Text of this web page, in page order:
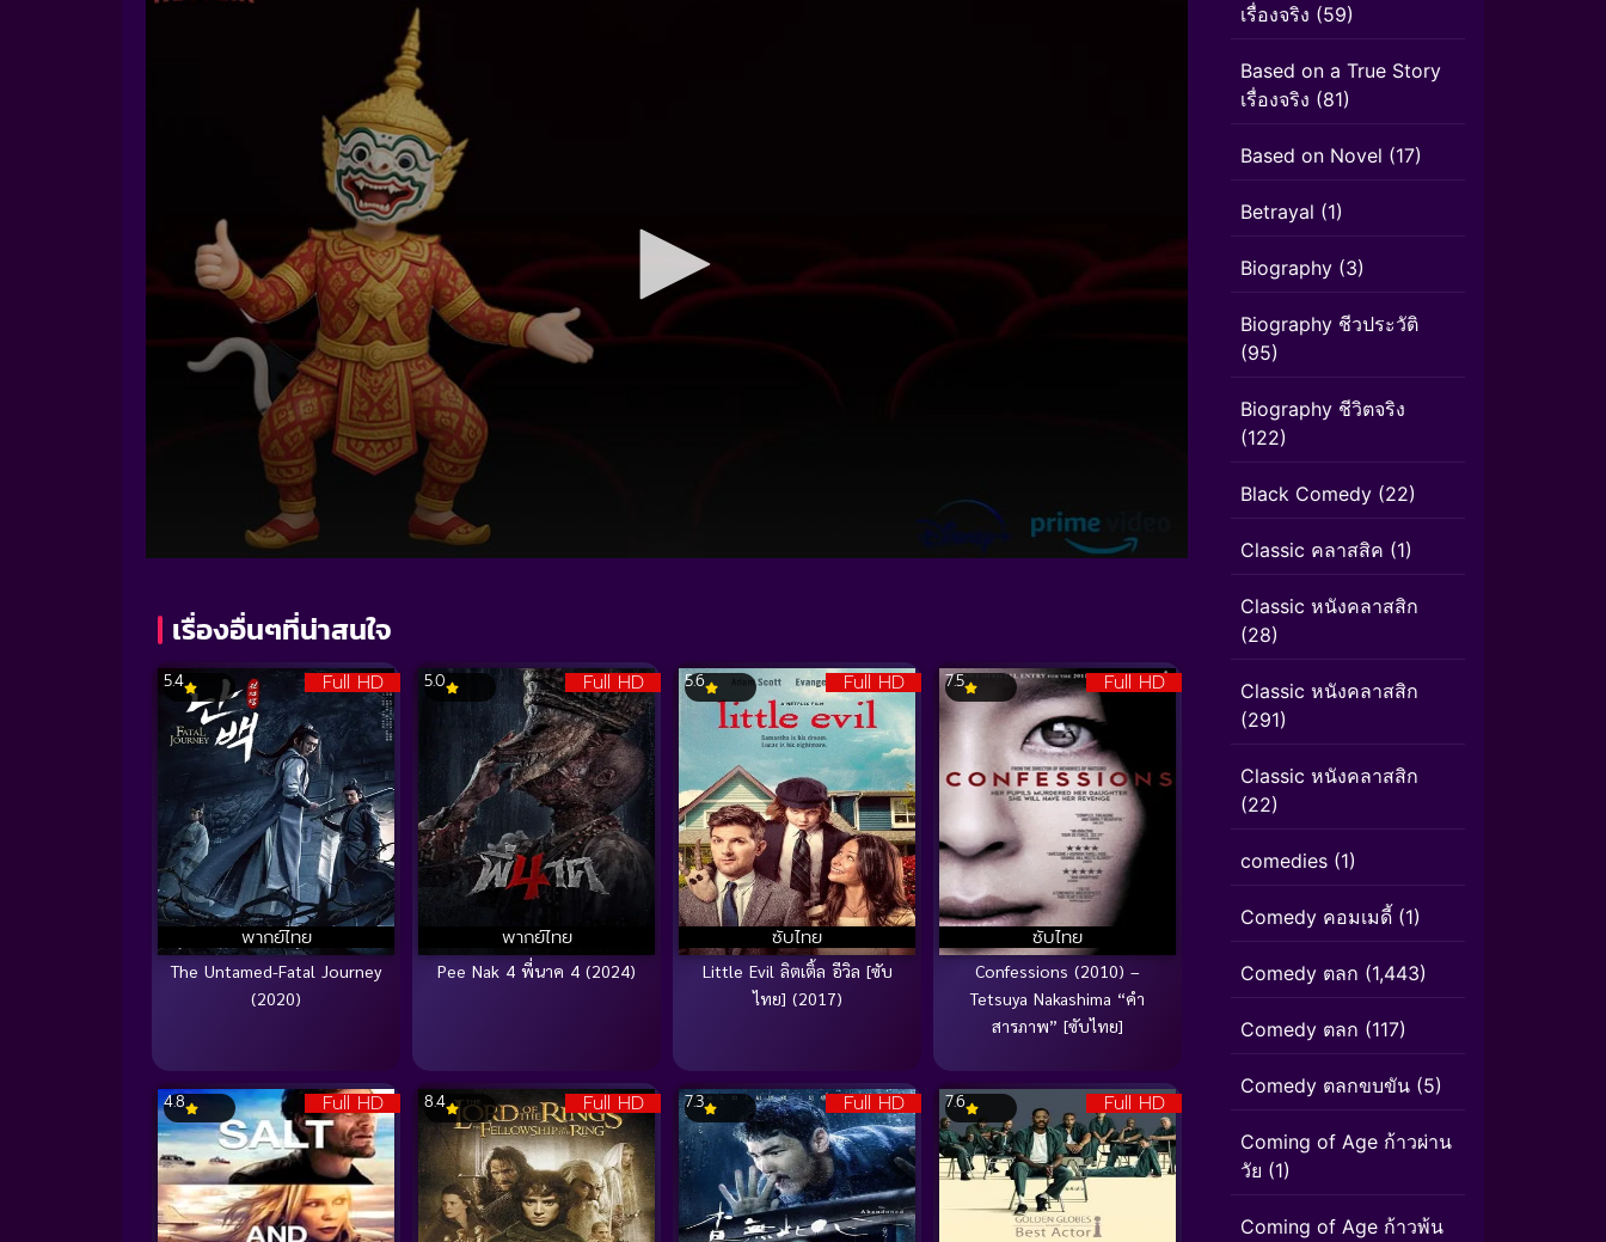
เรื่องอื่นๆที่น่าสนใจ
Full HD
พากย์ไทย
5.4
The Untamed-Fatal Journey
(2020)
Full HD
พากย์ไทย
5.0
Pee Nak 4 พี่นาค 4 (2024)
Full HD
ซับไทย
5.6
Little Evil ลิตเติ้ล อีวิล [ซับ
ไทย] (2017)
Full HD
ซับไทย
7.5
Confessions (2010) –
Tetsuya Nakashima “คํา
สารภาพ” [ซับไทย]
Full HD
4.8 Full HD
8.4 Full HD
7.3 Full HD
7.6
เรื่องจริง (59)
Based on a True Story
เรื่องจริง (81)
Based on Novel (17)
Betrayal (1)
Biography (3)
Biography ชีวประวัติ
(95)
Biography ชีวิตจริง
(122)
Black Comedy (22)
Classic คลาสสิค (1)
Classic หนังคลาสสิก
(28)
Classic หนังคลาสสิก
(291)
Classic หนังคลาสสิก
(22)
comedies (1)
Comedy คอมเมดี้ (1)
Comedy ตลก (1,443)
Comedy ตลก (117)
Comedy ตลกขบขัน (5)
Coming of Age ก้าวผ่าน
วัย (1)
Coming of Age ก้าวพ้น